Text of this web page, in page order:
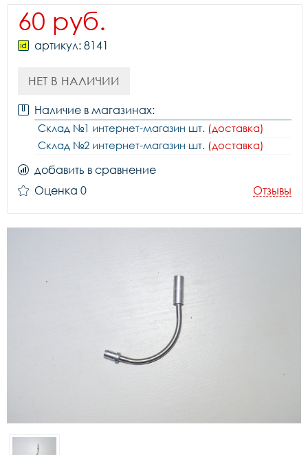
60 руб.
артикул: 8141
НЕТ В НАЛИЧИИ
Наличие в магазинах:
Склад №1 интернет-магазин шт. (доставка)
Склад №2 интернет-магазин шт. (доставка)
добавить в сравнение
Оценка 0
Отзывы